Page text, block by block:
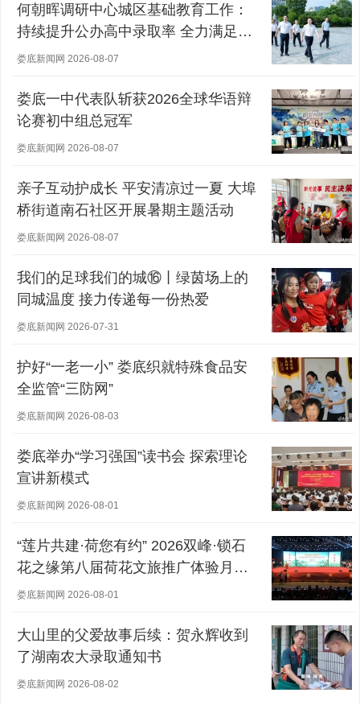
何朝晖调研中心城区基础教育工作：
持续提升公办高中录取率 全力满足群
众对优质教育的需求
娄底新闻网 2026-08-07
娄底一中代表队斩获2026全球华语辩
论赛初中组总冠军
娄底新闻网 2026-08-07
亲子互动护成长 平安清凉过一夏 大埠
桥街道南石社区开展暑期主题活动
娄底新闻网 2026-08-07
我们的足球我们的城⑯丨绿茵场上的
同城温度 接力传递每一份热爱
娄底新闻网 2026-07-31
护好“一老一小” 娄底织就特殊食品安
全监管“三防网”
娄底新闻网 2026-08-03
娄底举办“学习强国”读书会 探索理论
宣讲新模式
娄底新闻网 2026-08-01
“莲片共建·荷您有约” 2026双峰·锁石
花之缘第八届荷花文旅推广体验月盛
大开幕
娄底新闻网 2026-08-01
大山里的父爱故事后续：贺永辉收到
了湖南农大录取通知书
娄底新闻网 2026-08-02